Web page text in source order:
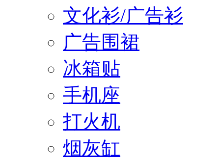
文化衫/广告衫
广告围裙
冰箱贴
手机座
打火机
烟灰缸